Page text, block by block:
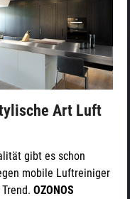
Art Luft
gibt es schon
mobile Luftreiniger
OZONOS